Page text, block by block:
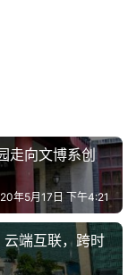
走向文博系创
年5月17日 下午4:21
云端互联，跨时